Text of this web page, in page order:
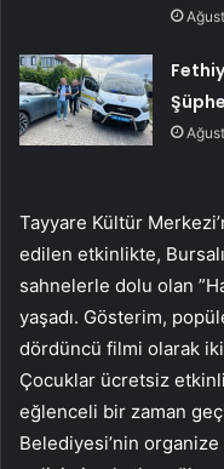
Tayyare Kültür
edilen etkinlikte,
sahnelerle dolu olan
yaşadı. Gösterim,
dördüncü filmi olarak
Çocuklar ücretsiz
eğlenceli bir zaman
Belediyesi’nin